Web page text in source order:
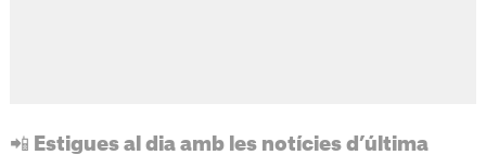
📲 Estigues al dia amb les notícies d’última